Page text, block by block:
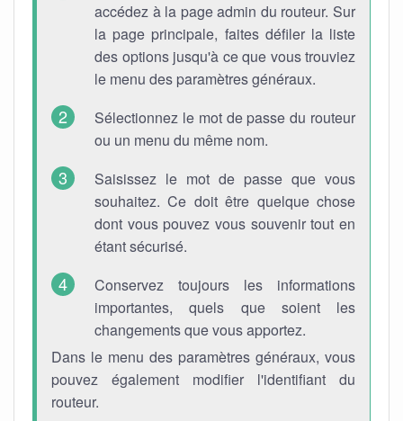
accédez à la page admin du routeur. Sur
la page principale, faites défiler la liste
des options jusqu'à ce que vous trouviez
le menu des paramètres généraux.
Sélectionnez le mot de passe du routeur
ou un menu du même nom.
Saisissez le mot de passe que vous
souhaitez. Ce doit être quelque chose
dont vous pouvez vous souvenir tout en
étant sécurisé.
Conservez toujours les informations
importantes, quels que soient les
changements que vous apportez.
Dans le menu des paramètres généraux, vous
pouvez également modifier l'identifiant du
routeur.